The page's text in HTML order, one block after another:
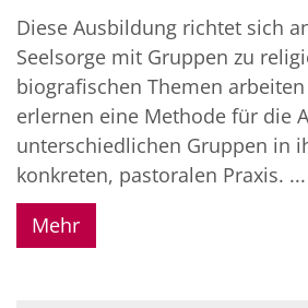
Diese Ausbildung richtet sich
Seelsorge mit Gruppen zu
biografischen Themen
erlernen eine Methode für die
unterschiedlichen Gruppen in
konkreten, pastoralen Praxis. ...
Mehr